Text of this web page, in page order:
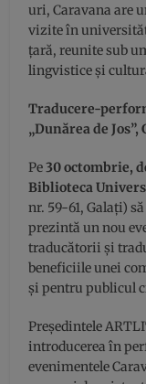
uri, Caravana are
vizite în
țară, reunite sub
lingvistice și
Traducere-
„Dunărea de Jos”,
Pe30 octombrie,
Biblioteca
nr. 59-61, Galați)
prezintă un nou
traducătorii și
beneficiile unei
și pentru publicul
Președintele
introducerea în
evenimentele